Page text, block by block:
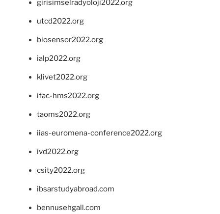
girisimselradyoloji2022.org
utcd2022.org
biosensor2022.org
ialp2022.org
klivet2022.org
ifac-hms2022.org
taoms2022.org
iias-euromena-conference2022.org
ivd2022.org
csity2022.org
ibsarstudyabroad.com
bennusehgall.com